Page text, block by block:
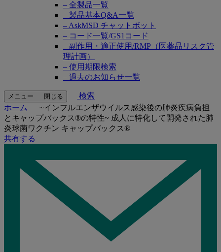
– 全製品一覧
– 製品基本Q&A一覧
– AskMSD チャットボット
– コード一覧/GS1コード
– 副作用・適正使用/RMP（医薬品リスク管
理計画）
– 使用期限検索
– 過去のお知らせ一覧
メニュー 閉じる
検索
ホーム
~インフルエンザウイルス感染後の肺炎疾病負担
とキャップバックス®の特性~ 成人に特化して開発された肺
炎球菌ワクチン キャップバックス®
共有する